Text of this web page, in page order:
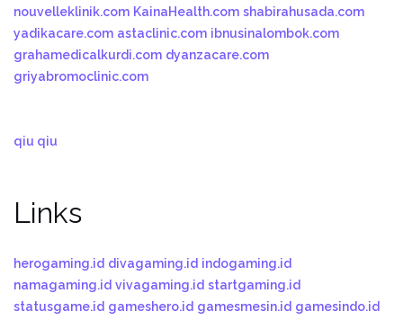
nouvelleklinik.com KainaHealth.com shabirahusada.com
yadikacare.com astaclinic.com ibnusinalombok.com
grahamedicalkurdi.com dyanzacare.com
griyabromoclinic.com
qiu qiu
Links
herogaming.id divagaming.id indogaming.id
namagaming.id vivagaming.id startgaming.id
statusgame.id gameshero.id gamesmesin.id gamesindo.id